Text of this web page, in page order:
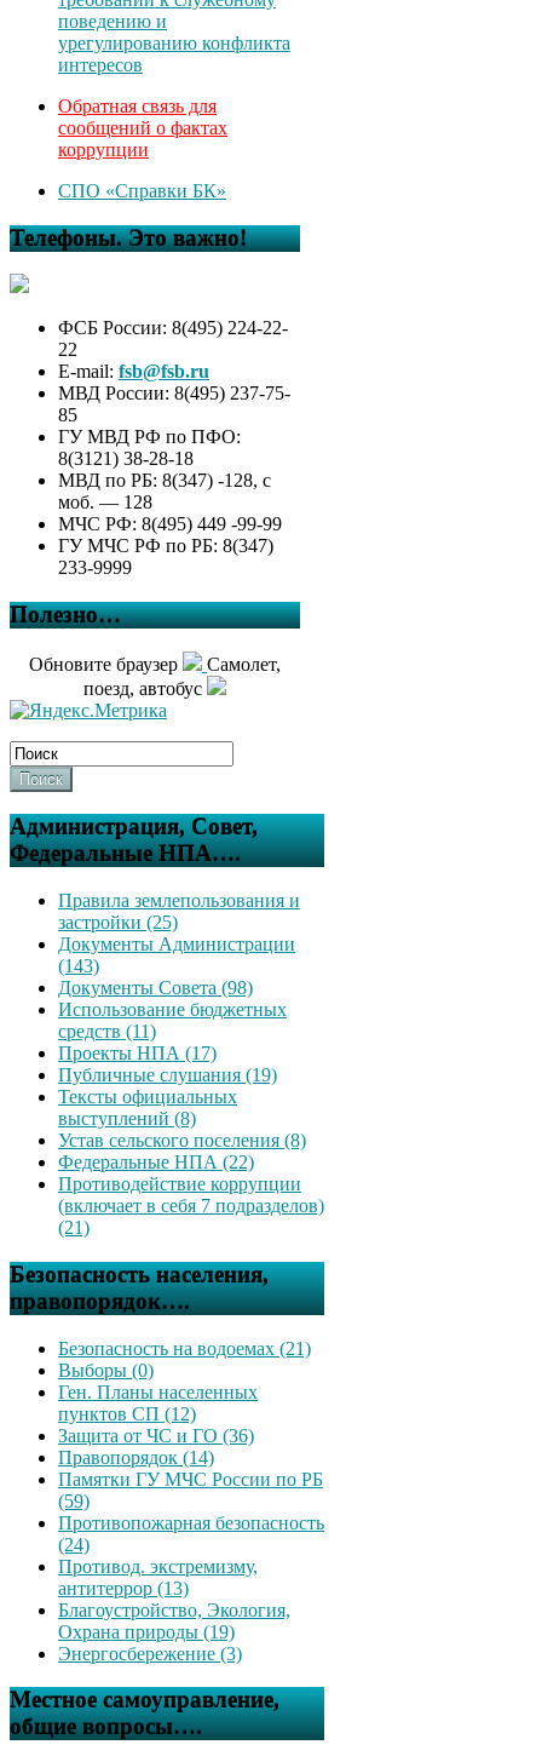
поведению и
урегулированию конфликта
интересов
Обратная связь для
сообщений о фактах
коррупции
СПО «Справки БК»
Телефоны. Это важно!
ФСБ России: 8(495) 224-22-
22
E-mail: fsb@fsb.ru
МВД России: 8(495) 237-75-
85
ГУ МВД РФ по ПФО:
8(3121) 38-28-18
МВД по РБ: 8(347) -128, с
моб. — 128
МЧС РФ: 8(495) 449 -99-99
ГУ МЧС РФ по РБ: 8(347)
233-9999
Полезно…
Обновите браузер
Самолет,
поезд, автобус
Поиск
Администрация, Совет,
Федеральные НПА….
Правила землепользования и
застройки (25)
Документы Администрации
(143)
Документы Совета (98)
Использование бюджетных
средств (11)
Проекты НПА (17)
Публичные слушания (19)
Тексты официальных
выступлений (8)
Устав сельского поселения (8)
Федеральные НПА (22)
Противодействие коррупции
(включает в себя 7 подразделов)
(21)
Безопасность населения,
правопорядок….
Безопасность на водоемах (21)
Выборы (0)
Ген. Планы населенных
пунктов СП (12)
Защита от ЧС и ГО (36)
Правопорядок (14)
Памятки ГУ МЧС России по РБ
(59)
Противопожарная безопасность
(24)
Противод. экстремизму,
антитеррор (13)
Благоустройство, Экология,
Охрана природы (19)
Энергосбережение (3)
Местное самоуправление,
общие вопросы….